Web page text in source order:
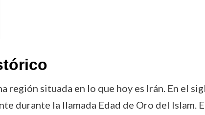
región situada en lo que hoy es Irán. En el
durante la llamada Edad de Oro del Islam.